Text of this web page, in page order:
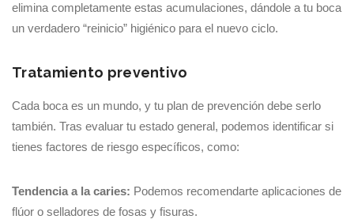
elimina completamente estas acumulaciones, dándole a tu boca
un verdadero “reinicio” higiénico para el nuevo ciclo.
Tratamiento preventivo
Cada boca es un mundo, y tu plan de prevención debe serlo
también. Tras evaluar tu estado general, podemos identificar si
tienes factores de riesgo específicos, como:
Tendencia a la caries: Podemos recomendarte aplicaciones de
flúor o selladores de fosas y fisuras.